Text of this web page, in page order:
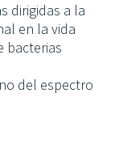
dirigidas a la
en la vida
bacterias
del espectro